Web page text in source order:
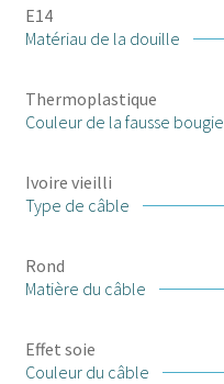
E14
Matériau de la douille
Thermoplastique
Couleur de la fausse bougie
Ivoire vieilli
Type de câble
Rond
Matière du câble
Effet soie
Couleur du câble